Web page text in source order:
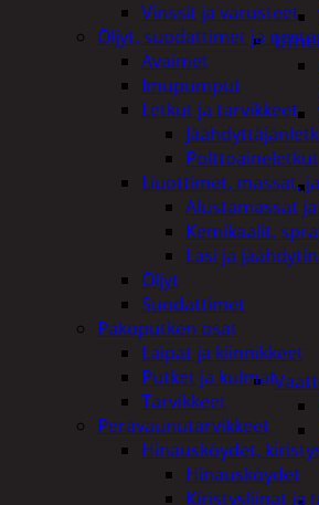
Vinssit ja varusteet
Öljyt, suodattimet ja
Avaimet
Imupumput
Letkut ja tarvikkeet
Polttoaineletkut
Liuottimet, massat,
Alustamassat
Kemikaalit,
Lasi ja
Öljyt
Suodattimet
Pakoputken osat
Laipat ja kiinnikkeet
Putket ja kulmat
Tarvikkeet
Perävaunutarvikkeet
Hinausköydet,
Hinausköydet
Kiristysliinat ja